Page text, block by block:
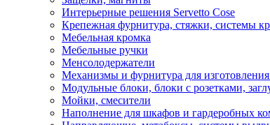
Интерьерные решения Servetto Cose
Крепежная фурнитура, стяжки, системы
Мебельная кромка
Мебельные ручки
Менсолодержатели
Механизмы и фурнитура для изготовления
Модульные блоки, блоки с розетками,
Мойки, смесители
Наполнение для шкафов и гардеробных